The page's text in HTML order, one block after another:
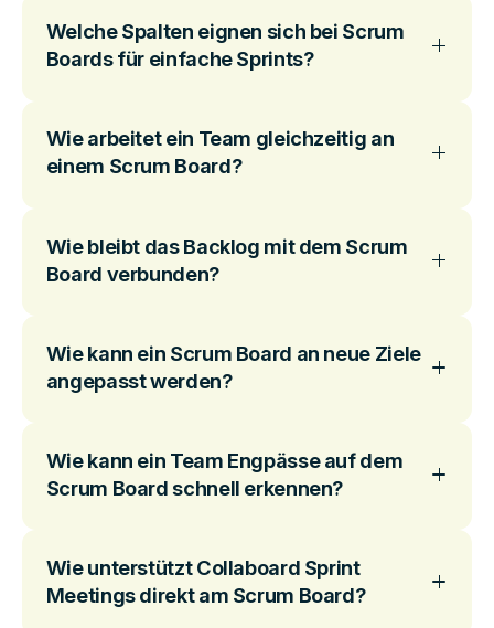
Welche Spalten eignen sich bei Scrum
Boards für einfache Sprints?
Wie arbeitet ein Team gleichzeitig an
einem Scrum Board?
Wie bleibt das Backlog mit dem Scrum
Board verbunden?
Wie kann ein Scrum Board an neue Ziele
angepasst werden?
Wie kann ein Team Engpässe auf dem
Scrum Board schnell erkennen?
Wie unterstützt Collaboard Sprint
Meetings direkt am Scrum Board?